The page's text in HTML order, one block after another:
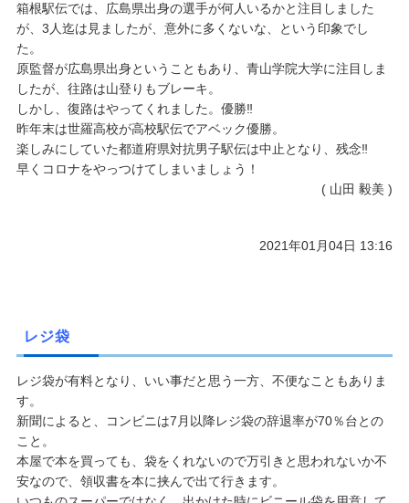
箱根駅伝では、広島県出身の選手が何人いるかと注目しました
が、3人迄は見ましたが、意外に多くないな、という印象でし
た。
原監督が広島県出身ということもあり、青山学院大学に注目しま
したが、往路は山登りもブレーキ。
しかし、復路はやってくれました。優勝‼
昨年末は世羅高校が高校駅伝でアベック優勝。
楽しみにしていた都道府県対抗男子駅伝は中止となり、残念‼
早くコロナをやっつけてしまいましょう！
( 山田 毅美 )
2021年01月04日 13:16
レジ袋
レジ袋が有料となり、いい事だと思う一方、不便なこともありま
す。
新聞によると、コンビニは7月以降レジ袋の辞退率が70％台との
こと。
本屋で本を買っても、袋をくれないので万引きと思われないか不
安なので、領収書を本に挟んで出て行きます。